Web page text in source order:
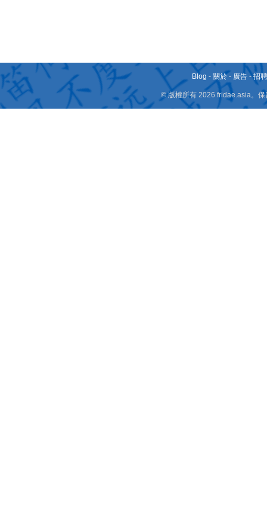
Blog - 關於 - 廣告 -招
© 版權所有 2026 fridae.asia。